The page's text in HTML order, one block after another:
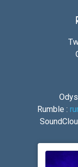
Rumble :